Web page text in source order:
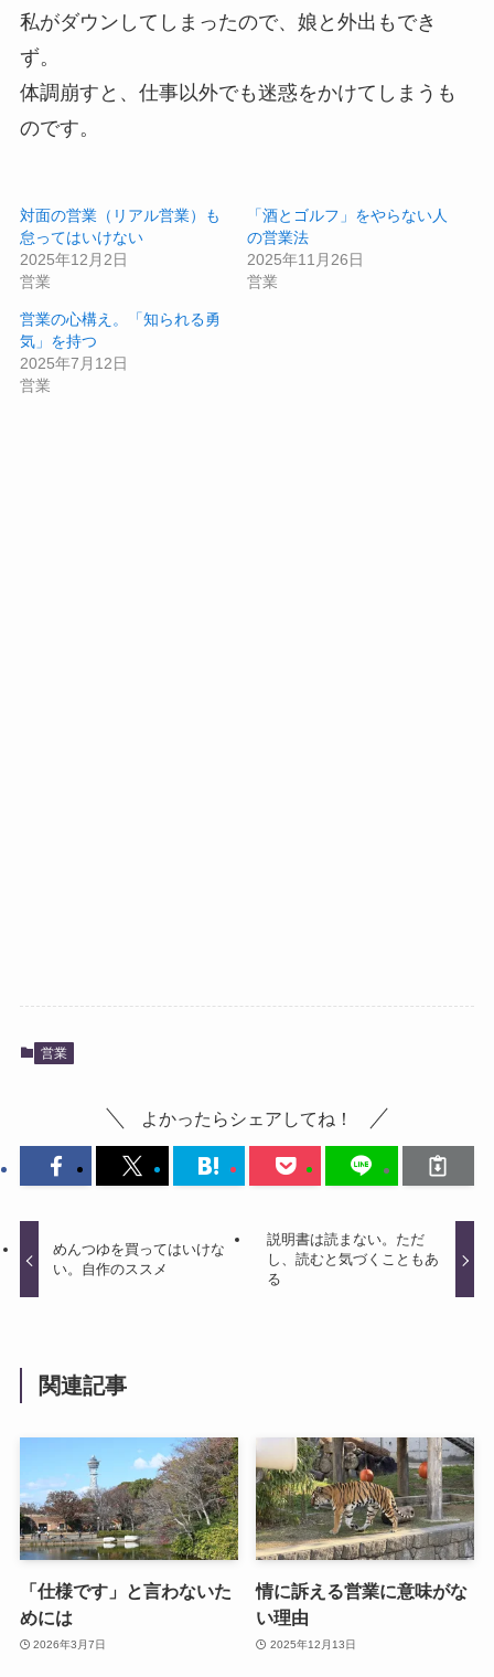
私がダウンしてしまったので、娘と外出もでき
ず。
体調崩すと、仕事以外でも迷惑をかけてしまうも
のです。
対面の営業（リアル営業）も
怠ってはいけない
2025年12月2日
営業
「酒とゴルフ」をやらない人
の営業法
2025年11月26日
営業
営業の心構え。「知られる勇
気」を持つ
2025年7月12日
営業
営業
よかったらシェアしてね！
めんつゆを買ってはいけな
い。自作のススメ
説明書は読まない。ただ
し、読むと気づくこともあ
る
関連記事
「仕様です」と言わないた
めには
2026年3月7日
情に訴える営業に意味がな
い理由
2025年12月13日